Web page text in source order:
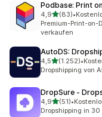
Podbase: Print
4,9von 5 Sternen
(83)
83 Rezensionen
•
Premium-Print-
verkaufen
AutoDS:
4,5von 5 Sternen
(1.252)
1252 Rezensionen
•
Dropshipping von
DropSure ‑
4,9von 5 Sternen
(51)
51 Rezensionen
•
Dropshipping in